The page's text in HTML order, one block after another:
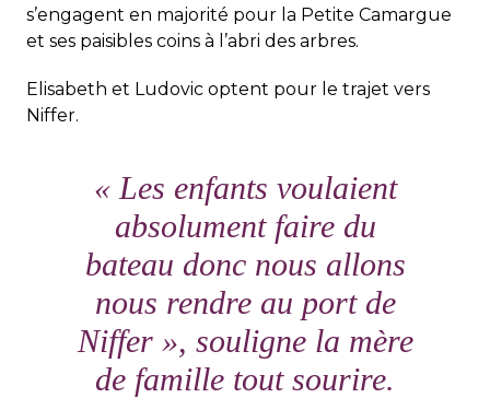
s’engagent en majorité pour la Petite Camargue
et ses paisibles coins à l’abri des arbres.
Elisabeth et Ludovic optent pour le trajet vers
Niffer.
« Les enfants voulaient
absolument faire du
bateau donc nous allons
nous rendre au port de
Niffer », souligne la mère
de famille tout sourire.